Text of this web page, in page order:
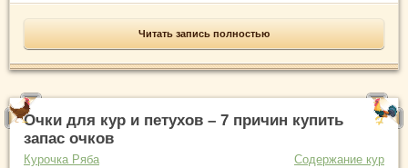
Читать запись полностью
Очки для кур и петухов – 7 причин купить
запас очков
Курочка Ряба Содержание кур